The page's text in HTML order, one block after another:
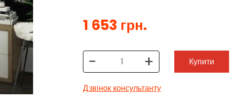
1 653 грн.
- + Купити
Дзвінок консультанту